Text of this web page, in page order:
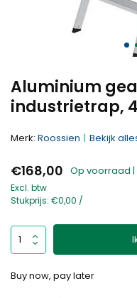
Aluminium
industrietrap,
Merk: Roossien Bekijk
€168,00 Op voorraad |
Excl. btw
Stukprijs: €0,00 /
Buy now, pay later